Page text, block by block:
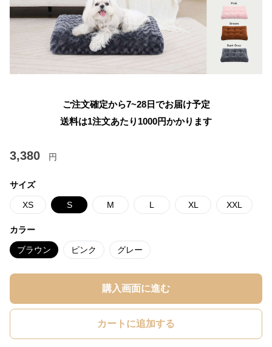
ご注文確定から7~28日でお届け予定
送料は1注文あたり 1000円かかります
3,380 円
サイズ
XS S M L XL XXL
カラー
ブラウン ピンク グレー
購入画面に進む
カートに追加する